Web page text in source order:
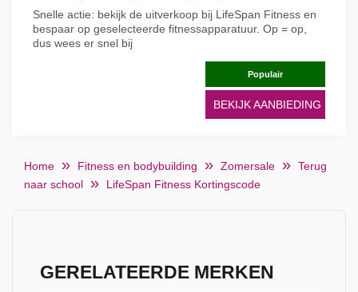
Snelle actie: bekijk de uitverkoop bij LifeSpan Fitness en
bespaar op geselecteerde fitnessapparatuur. Op = op,
dus wees er snel bij
Populair
BEKIJK AANBIEDING
Home Fitness en bodybuilding Zomersale
Terug
naar school
LifeSpan Fitness Kortingscode
GERELATEERDE MERKEN